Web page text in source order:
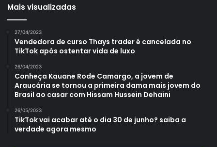
Mais visualizadas
27/04/2023
Vendedora de curso Thays trader é cancelada no
TikTok após ostentar vida de luxo
26/04/2023
Conheça Kauane Rode Camargo, a jovem de
Araucária se tornou a primeira dama mais jovem do
Brasil ao casar com Hissam Hussein Dehaini
26/05/2023
TikTok vai acabar até o dia 30 de junho? saiba a
verdade agora mesmo